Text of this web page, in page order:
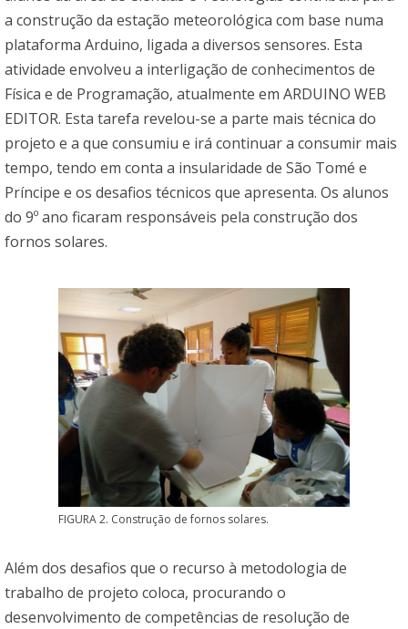
a construção da estação meteorológica com base numa
plataforma Arduino, ligada a diversos sensores. Esta
atividade envolveu a interligação de conhecimentos de
Física e de Programação, atualmente em ARDUINO WEB
EDITOR. Esta tarefa revelou-se a parte mais técnica do
projeto e a que consumiu e irá continuar a consumir mais
tempo, tendo em conta a insularidade de São Tomé e
Príncipe e os desafios técnicos que apresenta. Os alunos
do 9º ano ficaram responsáveis pela construção dos
fornos solares.
FIGURA 2. Construção de fornos solares.
Além dos desafios que o recurso à metodologia de
trabalho de projeto coloca, procurando o
desenvolvimento de competências de resolução de